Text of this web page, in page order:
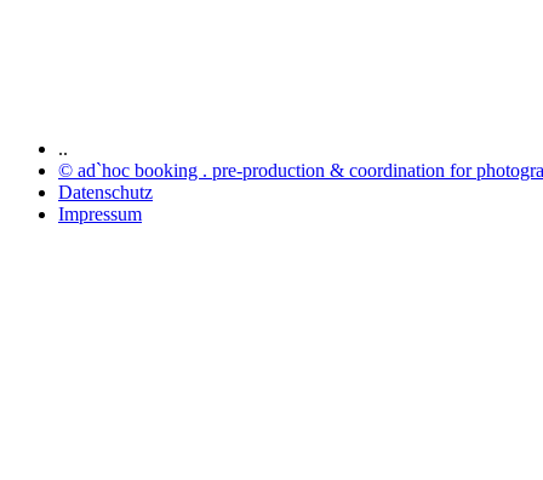
..
© ad`hoc booking . pre-production & coordination for
Datenschutz
Impressum